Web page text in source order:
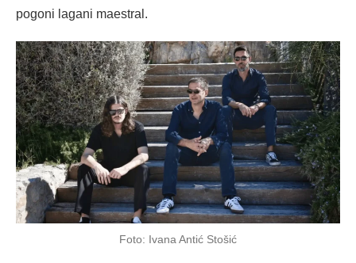
pogoni lagani maestral.
Foto: Ivana Antić Stošić